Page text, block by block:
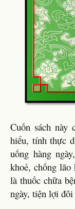
Cuốn sách này
hiểu, tính thực
uống hàng
khoẻ, chống
là thuốc chữa
ngày, tiện lợi